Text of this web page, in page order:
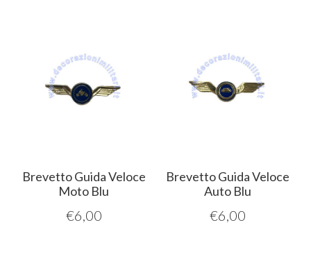
Brevetto Guida Veloce
Moto Blu
€6,00
Brevetto Guida Veloce
Auto Blu
€6,00